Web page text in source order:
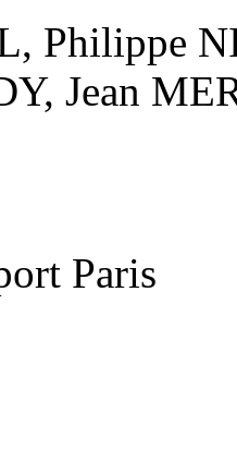
Philippe
Jean
Paris